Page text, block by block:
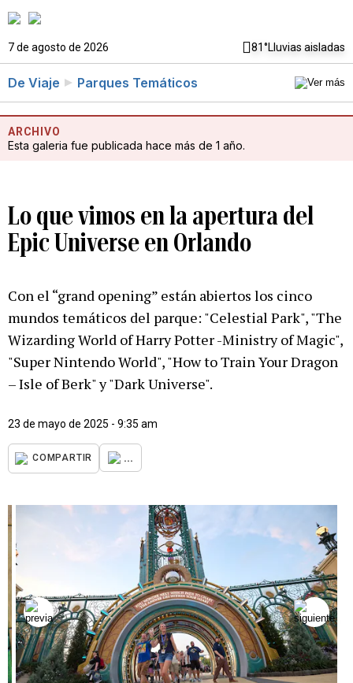
7 de agosto de 2026 81°Lluvias aisladas
De Viaje Parques Temáticos
ARCHIVO
Esta galeria fue publicada hace más de 1 año.
Lo que vimos en la apertura del
Epic Universe en Orlando
Con el “grand opening” están abiertos los cinco
mundos temáticos del parque: "Celestial Park", "The
Wizarding World of Harry Potter -Ministry of Magic",
"Super Nintendo World", "How to Train Your Dragon
– Isle of Berk" y "Dark Universe".
23 de mayo de 2025 - 9:35 am
COMPARTIR ...